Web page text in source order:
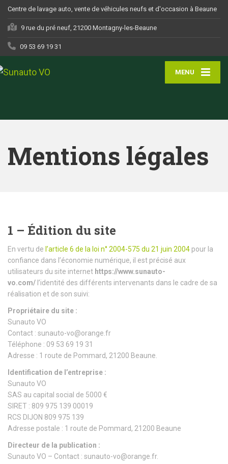
Centre de lavage auto, vente de véhicules neufs et d'occasion à Beaune
9 rue du pré neuf, 21200 Montagny-les-Beaune
09 53 69 19 31
MENU
Mentions légales
1 – Édition du site
En vertu de l’article 6 de la loi n° 2004-575 du 21 juin 2004 pour la
confiance dans l’économie numérique, il est précisé aux
utilisateurs du site internet https://www.sunauto-
vo.com/ l’identité des différents intervenants dans le cadre de sa
réalisation et de son suivi:
Propriétaire du site :
Sunauto VO
Contact : sunauto-vo@orange.fr
Téléphone : 09 53 69 19 31
Adresse : 1 route de Pommard, 21200 Beaune.
Identification de l’entreprise :
Sunauto VO
SAS au capital social de 5000 €
SIRET : 809 975 139 00019
RCS DIJON 809 975 139
Adresse postale : 1 route de Pommard, 21200 Beaune
Directeur de la publication :
Sunauto VO – Contact : sunauto-vo@orange.fr.